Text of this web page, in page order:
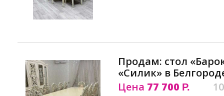
Продам: стол
«Силик» в
Цена 77 700 Р.